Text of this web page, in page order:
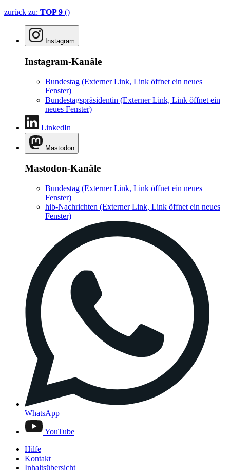
zurück zu: TOP 9 ()
Instagram
Instagram-Kanäle
Bundestag (Externer Link, Link öffnet ein neues
Fenster)
Bundestagspräsidentin (Externer Link, Link öffnet ein
neues Fenster)
LinkedIn
Mastodon
Mastodon-Kanäle
Bundestag (Externer Link, Link öffnet ein neues
Fenster)
hib-Nachrichten (Externer Link, Link öffnet ein neues
Fenster)
WhatsApp
YouTube
Hilfe
Kontakt
Inhaltsübersicht